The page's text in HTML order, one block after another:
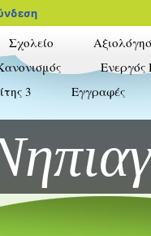
blogs.sch.gr
Σχολείο
Ενεργός
3
Εγγραφές